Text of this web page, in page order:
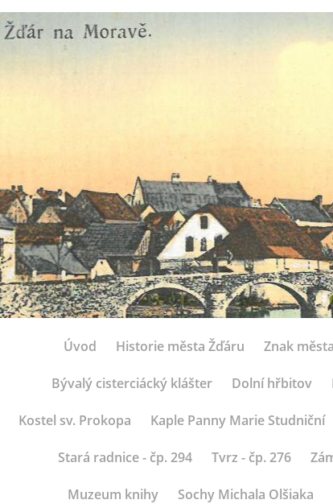
Úvod Historie města Žďáru Znak
Bývalý cisterciácký klášter Dolní hřbitov
Kostel sv. Prokopa Kaple Panny Marie Studniční
Stará radnice - čp. 294 Tvrz - čp. 276
Muzeum knihy Sochy Michala Olšiaka